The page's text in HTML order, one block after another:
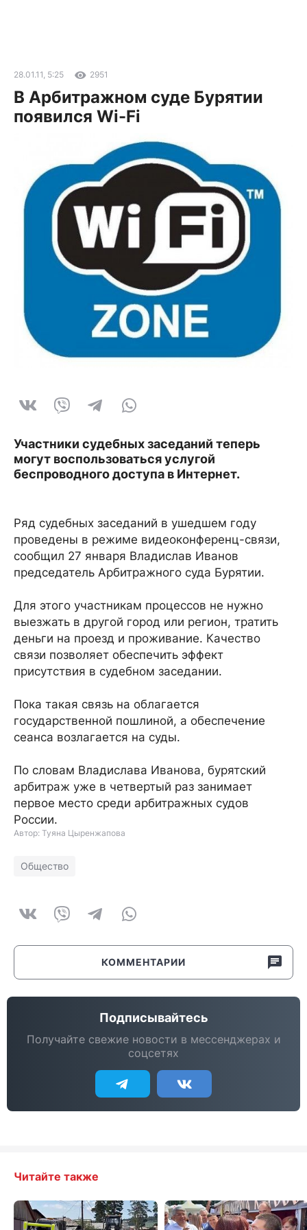
28.01.11, 5:25 2951
В Арбитражном суде Бурятии
появился Wi-Fi
Участники судебных заседаний теперь
могут воспользоваться услугой
беспроводного доступа в Интернет.
Ряд судебных заседаний в ушедшем году
проведены в режиме видеоконференц-связи,
сообщил 27 января Владислав Иванов
председатель Арбитражного суда Бурятии.
Для этого участникам процессов не нужно
выезжать в другой город или регион, тратить
деньги на проезд и проживание. Качество
связи позволяет обеспечить эффект
присутствия в судебном заседании.
Пока такая связь на облагается
государственной пошлиной, а обеспечение
сеанса возлагается на суды.
По словам Владислава Иванова, бурятский
арбитраж уже в четвертый раз занимает
первое место среди арбитражных судов
России.
Автор: Туяна Цыренжапова
Общество
КОММЕНТАРИИ
Подписывайтесь
Получайте свежие новости в мессенджерах и
соцсетях
Читайте также